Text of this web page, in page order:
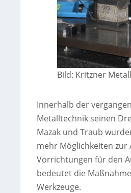
Bild: Kritzner
Innerhalb der
Metalltechnik seinen
Mazak und Traub
mehr Möglichkeiten zur
Vorrichtungen für den
bedeutet die
Werkzeuge.